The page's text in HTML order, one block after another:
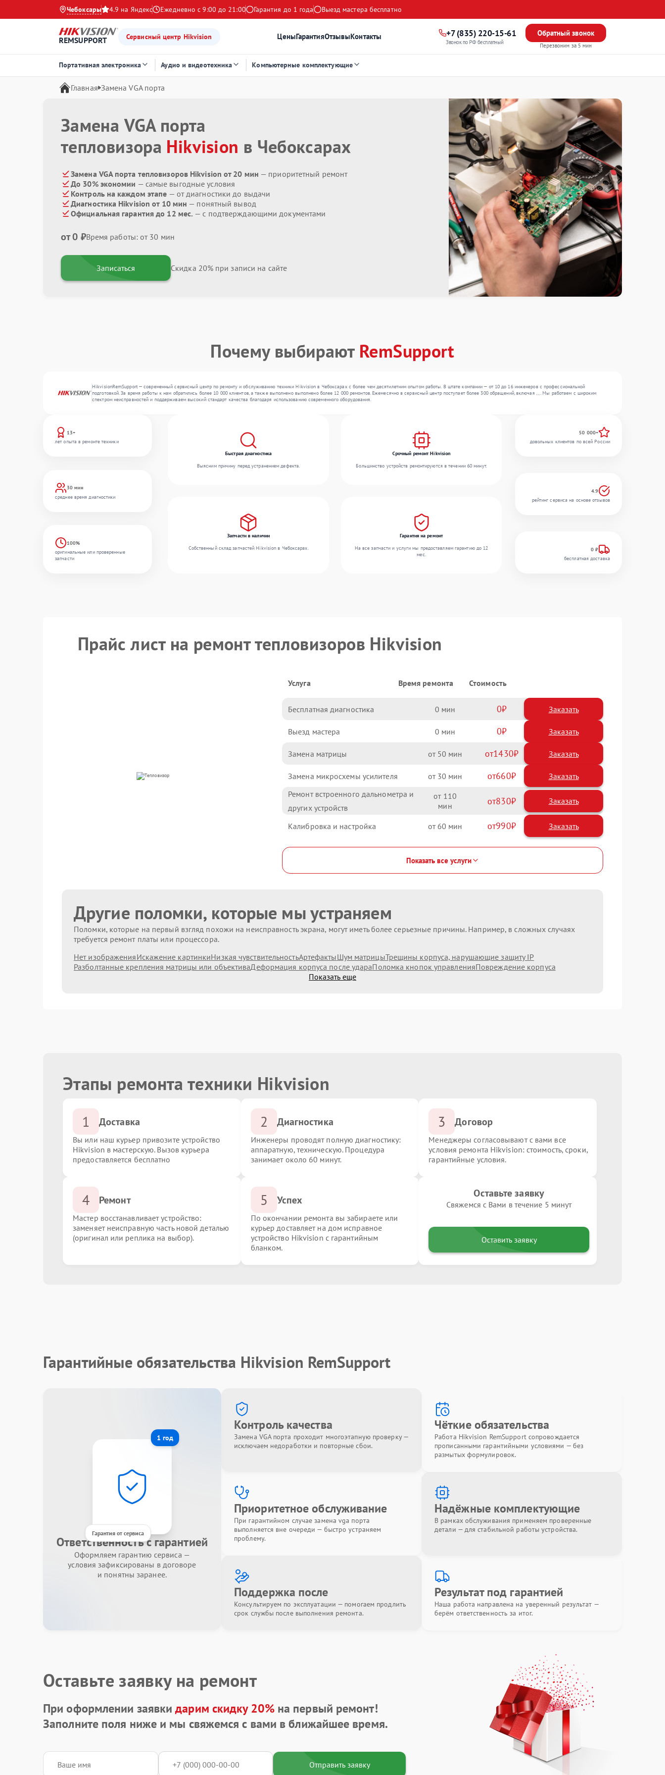
Чебоксары 4.9 на Яндекс Ежедневно с 9:00 до 21:00 Гарантия до 1 года Выезд мастера бесплатно
REMSUPPORT Сервисный центр Hikvision ЦеныГарантияОтзывыКонтакты +7 (835) 220-15-61
Звонок по РФ бесплатный
Обратный звонок
Перезвоним за 5 мин
Портативная электроника Аудио и видеотехника Компьютерные комплектующие
Главная Замена VGA порта
Замена VGA порта
тепловизора Hikvision в Чебоксарах
Замена VGA порта тепловизоров Hikvision от 20 мин — приоритетный ремонт
До 30% экономии — самые выгодные условия
Контроль на каждом этапе — от диагностики до выдачи
Диагностика Hikvision от 10 мин — понятный вывод
Официальная гарантия до 12 мес. — с подтверждающими документами
от 0 ₽Время работы: от 30 мин
Записаться Скидка 20% при записи на сайте
Почему выбирают RemSupport
HikvisionRemSupport — современный сервисный центр по ремонту и обслуживанию техники Hikvision в Чебоксарах с более чем десятилетним опытом работы. В штате компании — от 10 до 16 инженеров с профессиональной
подготовкой. За время работы к нам обратились более 10 000 клиентов, а также выполнено выполнено более 12 000 ремонтов. Ежемесячно в сервисный центр поступает более 300 обращений, включая , , . Мы работаем с широким
спектром неисправностей и поддерживаем высокий стандарт качества благодаря использованию современного оборудования.
13+
лет опыта в ремонте техники
30 мин
среднее время диагностики
100%
оригинальные или проверенные
запчасти
Быстрая диагностика
Выясним причину перед устранением дефекта.
Срочный ремонт Hikvision
Большинство устройств ремонтируются в течении 60 минут.
Запчасти в наличии
Собственный склад запчастей Hikvision в Чебоксарах.
Гарантия на ремонт
На все запчасти и услуги мы предоставляем гарантию до 12
мес.
50 000+
довольных клиентов по всей России
4.9
рейтинг сервиса на основе отзывов
0 ₽
бесплатная доставка
Прайс лист на ремонт тепловизоров Hikvision
Услуга Время ремонта Стоимость
Бесплатная диагностика 0 0 Заказать
Выезд мастера 0 0 Заказать
Замена матрицы 50 1430
Замена микросхемы усилителя 30 660
Ремонт встроенного дальнометра и
других устройств
110 830
Калибровка и настройка 60 990
Показать все услуги
Другие поломки, которые мы устраняем
Поломки, которые на первый взгляд похожи на неисправность экрана, могут иметь более серьезные причины. Например, в сложных случаях
требуется ремонт платы или процессора.
Нет изображенияИскажение картинкиНизкая чувствительностьАртефактыШум матрицыТрещины корпуса, нарушающие защиту IP
Разболтанные крепления матрицы или объективаДеформация корпуса после удараПоломка кнопок управленияПовреждение корпуса
Показать еще
Этапы ремонта техники Hikvision
1 Доставка
Вы или наш курьер привозите устройство
Hikvision в мастерскую. Вызов курьера
предоставляется бесплатно
2 Диагностика
Инженеры проводят полную диагностику:
аппаратную, техническую. Процедура
занимает около 60 минут.
3 Договор
Менеджеры согласовывают с вами все
условия ремонта Hikvision: стоимость, сроки,
гарантийные условия.
4 Ремонт
Мастер восстанавливает устройство:
заменяет неисправную часть новой деталью
(оригинал или реплика на выбор).
5 Успех
По окончании ремонта вы забираете или
курьер доставляет на дом исправное
устройство Hikvision с гарантийным
бланком.
Оставьте заявку
Свяжемся с Вами в течение 5 минут
Оставить заявку
Гарантийные обязательства Hikvision RemSupport
1 год
Гарантия от сервиса
Ответственность с гарантией
Оформляем гарантию сервиса —
условия зафиксированы в договоре
и понятны заранее.
Контроль качества
Замена VGA порта проходит многоэтапную проверку —
исключаем недоработки и повторные сбои.
Чёткие обязательства
Работа Hikvision RemSupport сопровождается
прописанными гарантийными условиями — без
размытых формулировок.
Приоритетное обслуживание
При гарантийном случае замена vga порта
выполняется вне очереди — быстро устраняем
проблему.
Надёжные комплектующие
В рамках обслуживания применяем проверенные
детали — для стабильной работы устройства.
Поддержка после
Консультируем по эксплуатации — помогаем продлить
срок службы после выполнения ремонта.
Результат под гарантией
Наша работа направлена на уверенный результат —
берём ответственность за итог.
Оставьте заявку на ремонт
При оформлении заявкидарим скидку 20%на первый ремонт!
Заполните поля ниже и мы свяжемся с вами в ближайшее время.
Отправить заявку